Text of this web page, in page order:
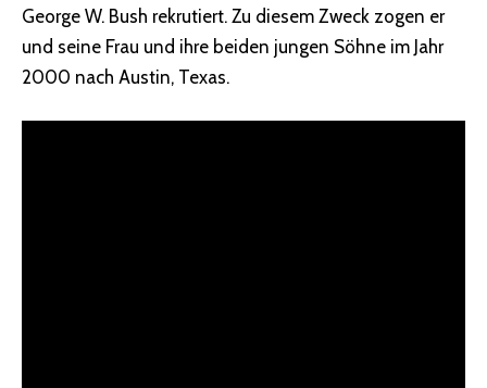
George W. Bush rekrutiert. Zu diesem Zweck zogen er
und seine Frau und ihre beiden jungen Söhne im Jahr
2000 nach Austin, Texas.